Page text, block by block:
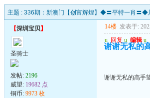
主题 : 336期：新澳门【创富辉煌】◆〓平特一肖〓◆
【深圳宝贝】
圣骑士
发帖: 2196
威望: 19682 点
铜币: 9973 枚
14楼 发表于:
u 回复 u 编辑 u
谢谢无私的
谢谢无私的高手